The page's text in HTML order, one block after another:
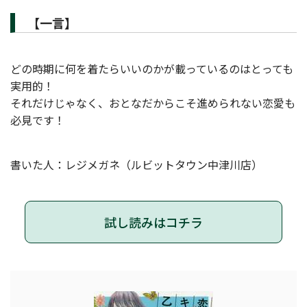
【一言】
どの時期に何を着たらいいのかが載っているのはとっても
実用的！
それだけじゃなく、おとなだからこそ進められない恋愛も
必見です！
書いた人：レジメガネ（ルビットタウン中津川店）
試し読みはコチラ